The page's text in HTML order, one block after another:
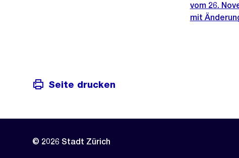
vom 26.
mit
Seite drucken
© 2026 Stadt Zürich